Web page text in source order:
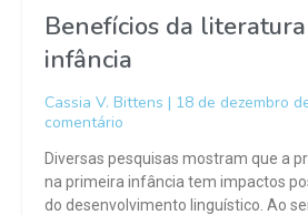
Benefícios da
infância
Cassia V. Bittens 18 de dezembro
comentário
Diversas pesquisas mostram que a
na primeira infância tem impactos
do desenvolvimento linguístico. Ao